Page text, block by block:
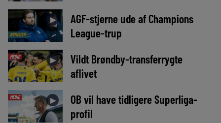
NYHEDER
►
AGF-stjerne ude af Champions
League-trup
MEDIE ►
Vildt Brøndby-transferrygte
aflivet
MEDIE ►
OB vil have tidligere Superliga-
profil